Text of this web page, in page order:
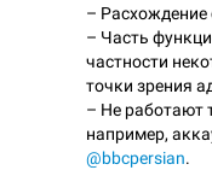
–
– Часть
частности
точки зрения
– Не работают
например,
@bbcpersian.